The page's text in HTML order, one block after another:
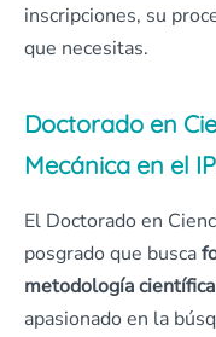
inscripciones, su
que necesitas.
Doctorado en
Mecánica en el
El Doctorado en
posgrado que busca
metodología científica
apasionado en la